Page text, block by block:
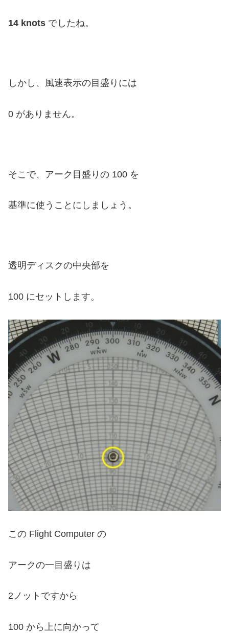
14 knots でしたね。
しかし、風速表示の目盛りには
0 がありません。
そこで、アーク目盛りの 100 を
基準に使うことにしましょう。
透明ディスクの中央部を
100 にセットします。
この Flight Computer の
アークの一目盛りは
2ノットですから
100 から上に向かって